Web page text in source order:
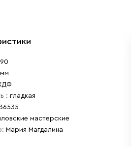
: гладкая
мастерские
Мария Магдалина